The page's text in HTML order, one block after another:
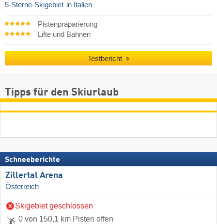
5-Sterne-Skigebiet in Italien
Pistenpräparierung
Lifte und Bahnen
Testbericht
Tipps für den Skiurlaub
Schneeberichte
Zillertal Arena
Österreich
Skigebiet geschlossen
0 von 150,1 km Pisten offen